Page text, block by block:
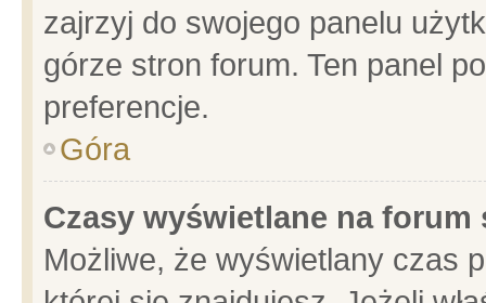
zajrzyj do swojego panelu
górze stron forum. Ten panel
preferencje.
Góra
Czasy wyświetlane na forum
Możliwe, że wyświetlany czas